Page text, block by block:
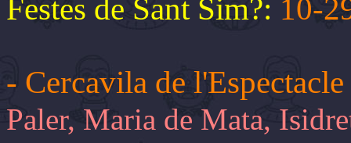
Festes de Sant Sim?: 10-
- Cercavila de
Paler, Maria de Mata,